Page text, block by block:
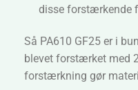
disse forstærkende
Så PA610 GF25 er i
blevet forstærket med
forstærkning gør